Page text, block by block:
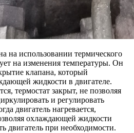
на использовании термического
на изменения температуры. Он
клапана, который
жидкости в двигателе.
термостат закрыт, не позволяя
и регулировать
двигатель нагревается,
охлаждающей жидкости
двигатель при необходимости.